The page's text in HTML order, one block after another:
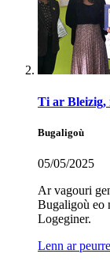
Ti ar Bleizig,
Bugaligoù
05/05/2025
Ar vagouri
Bugaligoù eo
Logeginer.
Lenn ar